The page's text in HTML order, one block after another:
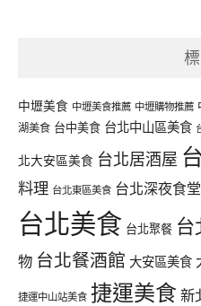
中壢美食 中壢美食推薦 中壢購物推薦
湖美食 台中美食 台北中山區美食
北大安區美食 台北居酒屋
料理 台北東區美食 台北深夜食堂
台北美食 台北聚餐 台
物 台北餐酒館 大安區美食
捷運中山站美食 捷運美食 新